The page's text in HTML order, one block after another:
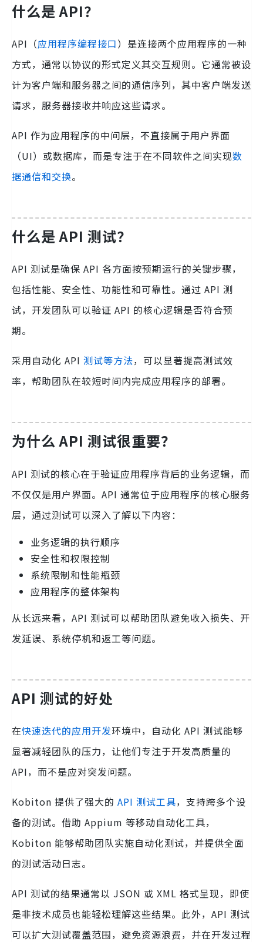
什么是 API？
API（应用程序编程接口）是连接两个应用程序的一种
方式，通常以协议的形式定义其交互规则。它通常被设
计为客户端和服务器之间的通信序列，其中客户端发送
请求，服务器接收并响应这些请求。
API 作为应用程序的中间层，不直接属于用户界面
（UI）或数据库，而是专注于在不同软件之间实现数
据通信和交换。
什么是 API 测试？
API 测试是确保 API 各方面按预期运行的关键步骤，
包括性能、安全性、功能性和可靠性。通过 API 测
试，开发团队可以验证 API 的核心逻辑是否符合预
期。
采用自动化 API 测试等方法，可以显著提高测试效
率，帮助团队在较短时间内完成应用程序的部署。
为什么 API 测试很重要？
API 测试的核心在于验证应用程序背后的业务逻辑，而
不仅仅是用户界面。API 通常位于应用程序的核心服务
层，通过测试可以深入了解以下内容：
业务逻辑的执行顺序
安全性和权限控制
系统限制和性能瓶颈
应用程序的整体架构
从长远来看，API 测试可以帮助团队避免收入损失、开
发延误、系统停机和返工等问题。
API 测试的好处
在快速迭代的应用开发环境中，自动化 API 测试能够
显著减轻团队的压力，让他们专注于开发高质量的
API，而不是应对突发问题。
Kobiton 提供了强大的 API 测试工具，支持跨多个设
备的测试。借助 Appium 等移动自动化工具，
Kobiton 能够帮助团队实施自动化测试，并提供全面
的测试活动日志。
API 测试的结果通常以 JSON 或 XML 格式呈现，即使
是非技术成员也能轻松理解这些结果。此外，API 测试
可以扩大测试覆盖范围，避免资源浪费，并在开发过程